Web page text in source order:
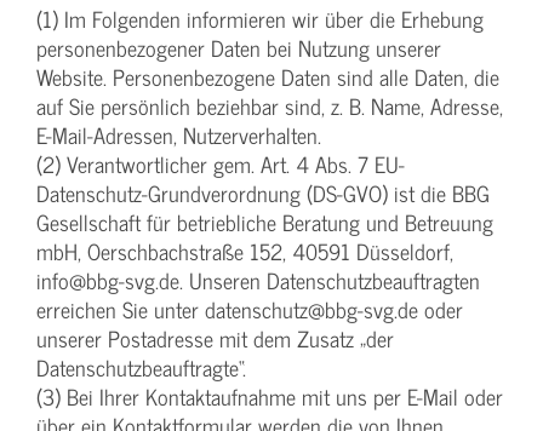
(1) Im Folgenden informieren wir über die Erhebung
personenbezogener Daten bei Nutzung unserer
Website. Personenbezogene Daten sind alle Daten, die
auf Sie persönlich beziehbar sind, z. B. Name, Adresse,
E-Mail-Adressen, Nutzerverhalten.
(2) Verantwortlicher gem. Art. 4 Abs. 7 EU-
Datenschutz-Grundverordnung (DS-GVO) ist die BBG
Gesellschaft für betriebliche Beratung und Betreuung
mbH, Oerschbachstraße 152, 40591 Düsseldorf,
info@bbg-svg.de. Unseren Datenschutzbeauftragten
erreichen Sie unter datenschutz@bbg-svg.de oder
unserer Postadresse mit dem Zusatz „der
Datenschutzbeauftragte“.
(3) Bei Ihrer Kontaktaufnahme mit uns per E-Mail oder